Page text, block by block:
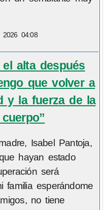
2026 04:08
alta después
que volver a
y la fuerza de la
Isabel Pantoja,
hayan estado
será
familia esperándome
no tiene